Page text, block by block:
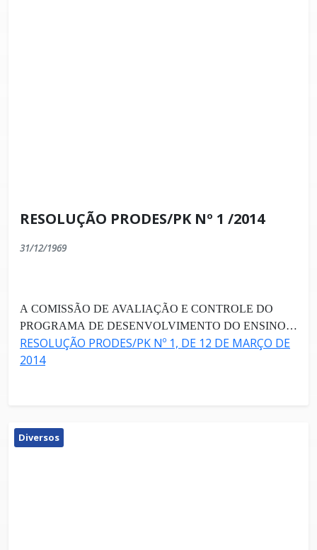
RESOLUÇÃO PRODES/PK Nº 1 /2014
31/12/1969
A COMISSÃO DE AVALIAÇÃO E CONTROLE DO
PROGRAMA DE DESENVOLVIMENTO DO ENSINO
SUPERIOR E TÉCNICO NO MUNICÍPIO DE
PRESIDENTE KENNEDY – PRODES/PK, divulga o
RESOLUÇÃO PRODES/PK Nº 1, DE 12 DE MARÇO DE
2014
Diversos